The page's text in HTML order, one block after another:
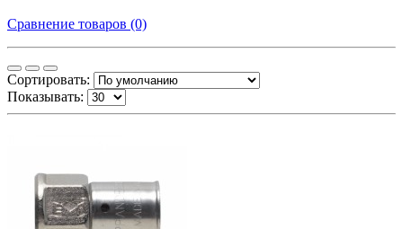
Сравнение товаров (0)
Сортировать:
Показывать: